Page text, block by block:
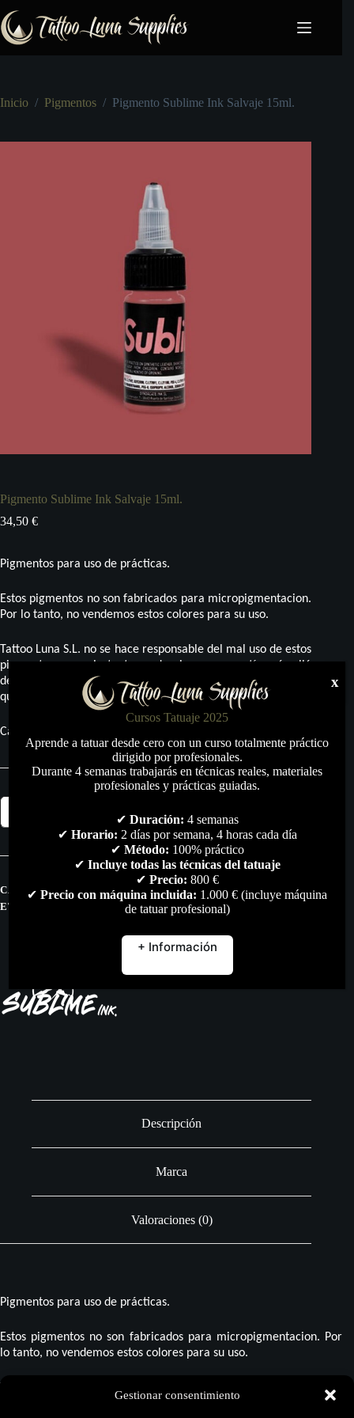
Gestionar consentimiento
al
contenido
Inicio / Pigmentos / Pigmento Sublime Ink Salvaje 15ml.
Pigmento Sublime Ink Salvaje 15ml.
34,50 €
Pigmentos para uso de prácticas.
Estos pigmentos no son fabricados para micropigmentacion.
Por lo tanto, no vendemos estos colores para su uso.
Tattoo Luna S.L. no se hace responsable del mal uso de estos
pigmentos, y por lo tanto no da ninguna garantía más allá
del uso adecuado para el trazo en pieles sintéticas, fin al
que está destinado este producto.
Cantidad: 15 ml.
Pigmento
Ink
15ml.
Añadir al carrito
CATEGORÍAS: PIGMENTOS
TODO
ETIQUETAS:
MICROPIGMENTACION,PIGMENTOS
Descripción
Marca
Valoraciones (0)
Pigmentos para uso de prácticas.
Estos pigmentos no son fabricados para micropigmentacion. Por
lo tanto, no vendemos estos colores para su uso.
Tattoo Luna S.L. no se hace responsable del mal uso de estos
pigmentos, y por lo tanto no da ninguna garantía más allá del uso
Cursos Tatuaje 2025
Aprende a tatuar desde cero con un curso totalmente práctico
dirigido por profesionales.
Durante 4 semanas trabajarás en técnicas reales, materiales
profesionales y prácticas guiadas.
✔ Duración: 4 semanas
✔ Horario: 2 días por semana, 4 horas cada día
✔ Método: 100% práctico
✔ Incluye todas las técnicas del tatuaje
✔ Precio: 800 €
✔ Precio con máquina incluida: 1.000 € (incluye máquina
de tatuar profesional)
+ Información
x